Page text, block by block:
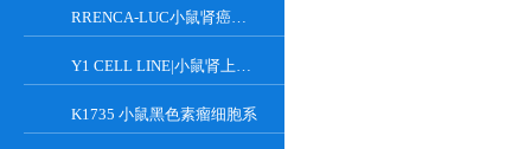
RRENCA-LUC小鼠肾癌细胞LUC转染株
Y1 CELL LINE|小鼠肾上腺皮质瘤细胞
K1735 小鼠黑色素瘤细胞系